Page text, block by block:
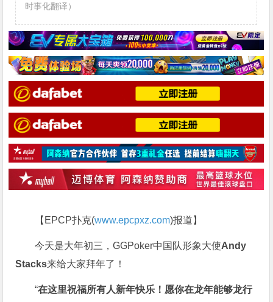
时事化翻译）
【EPCP扑克(www.epcpxz.com)报道】
今天是大年初三，GGPoker中国队形象大使Andy
Stacks来给大家拜年了！
“在这里祝福所有人新年快乐！愿你在龙年能够龙行